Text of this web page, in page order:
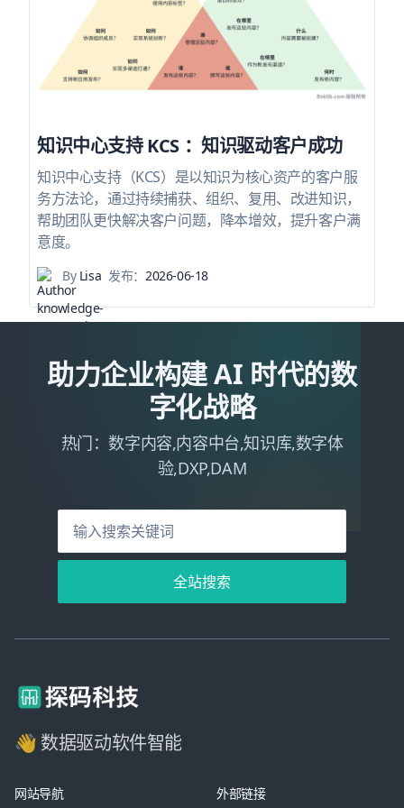
知识中心支持 KCS ：知识驱动客户成功
知识中心支持（KCS）是以知识为核心资产的客户服
务方法论，通过持续捕获、组织、复用、改进知识，
帮助团队更快解决客户问题，降本增效，提升客户满
意度。
ByLisa 发布：2026-06-18
助力企业构建 AI 时代的数
字化战略
热门：数字内容,内容中台,知识库,数字体
验,DXP,DAM
全站搜索
👋 数据驱动软件智能
网站导航 外部链接